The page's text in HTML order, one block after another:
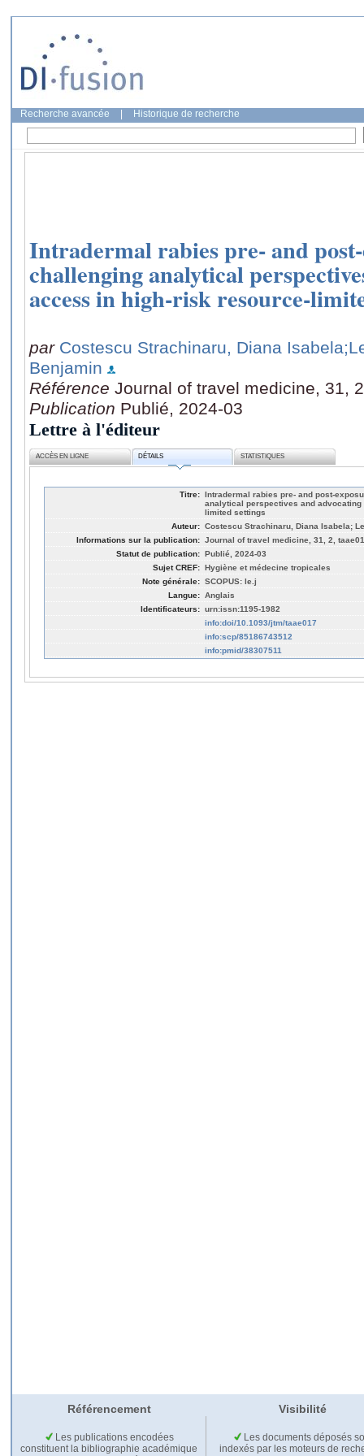
Recherche avancée Historique de recherche
Intradermal rabies pre- and
challenging analytical
access in high-risk resource-
par Costescu Strachinaru, Diana Isabela
Benjamin
Référence Journal of travel medicine, 31,
Publication Publié, 2024-03
Lettre à l'éditeur
ACCÈS EN LIGNE DÉTAILS STATISTIQUES
Titre: Intradermal rabies pre- and post-
analytical perspectives and
limited settings
Auteur: Costescu Strachinaru, Diana Isabela;
Informations sur la publication: Journal of travel medicine, 31, 2,
Statut de publication: Publié, 2024-03
Sujet CREF: Hygiène et médecine tropicales
Note générale: SCOPUS: le.j
Langue: Anglais
Identificateurs: urn:issn:1195-1982
info:doi/10.1093/jtm/taae017
info:scp/85186743512
info:pmid/38307511
Référencement Visibilité
Les publications encodées
constituent la bibliographie académique
Les documents déposés
indexés par les moteurs de